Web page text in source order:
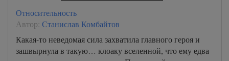
Относительность
Автор: Станислав Комбайтов
Какая-то неведомая сила захватила главного героя и
зашвырнула в такую… клоаку вселенной, что ему едва